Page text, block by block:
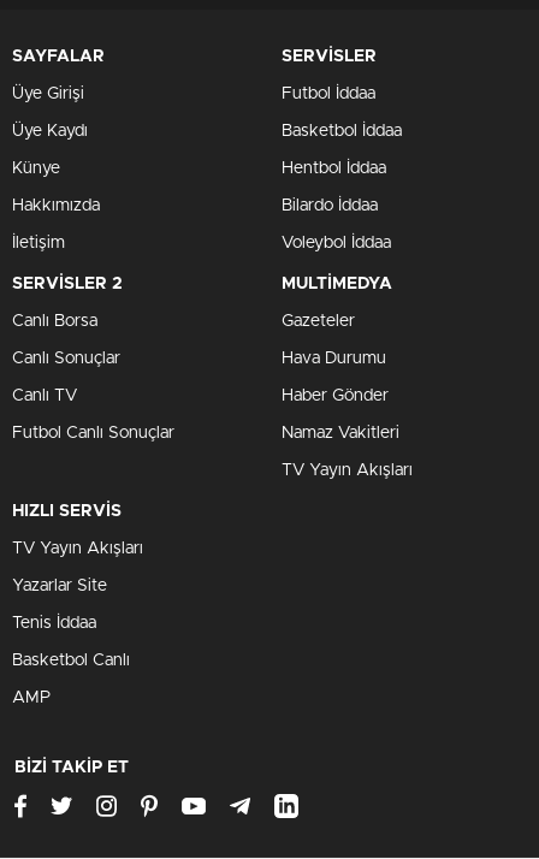
SAYFALAR
Üye Girişi
Üye Kaydı
Künye
Hakkımızda
İletişim
SERVİSLER
Futbol İddaa
Basketbol İddaa
Hentbol İddaa
Bilardo İddaa
Voleybol İddaa
SERVİSLER 2
Canlı Borsa
Canlı Sonuçlar
Canlı TV
Futbol Canlı Sonuçlar
MULTİMEDYA
Gazeteler
Hava Durumu
Haber Gönder
Namaz Vakitleri
TV Yayın Akışları
HIZLI SERVİS
TV Yayın Akışları
Yazarlar Site
Tenis İddaa
Basketbol Canlı
AMP
BİZİ TAKİP ET